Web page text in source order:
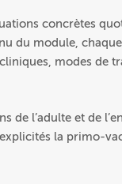
concrètes
du module,
modes de
de l’adulte et de
la primo-